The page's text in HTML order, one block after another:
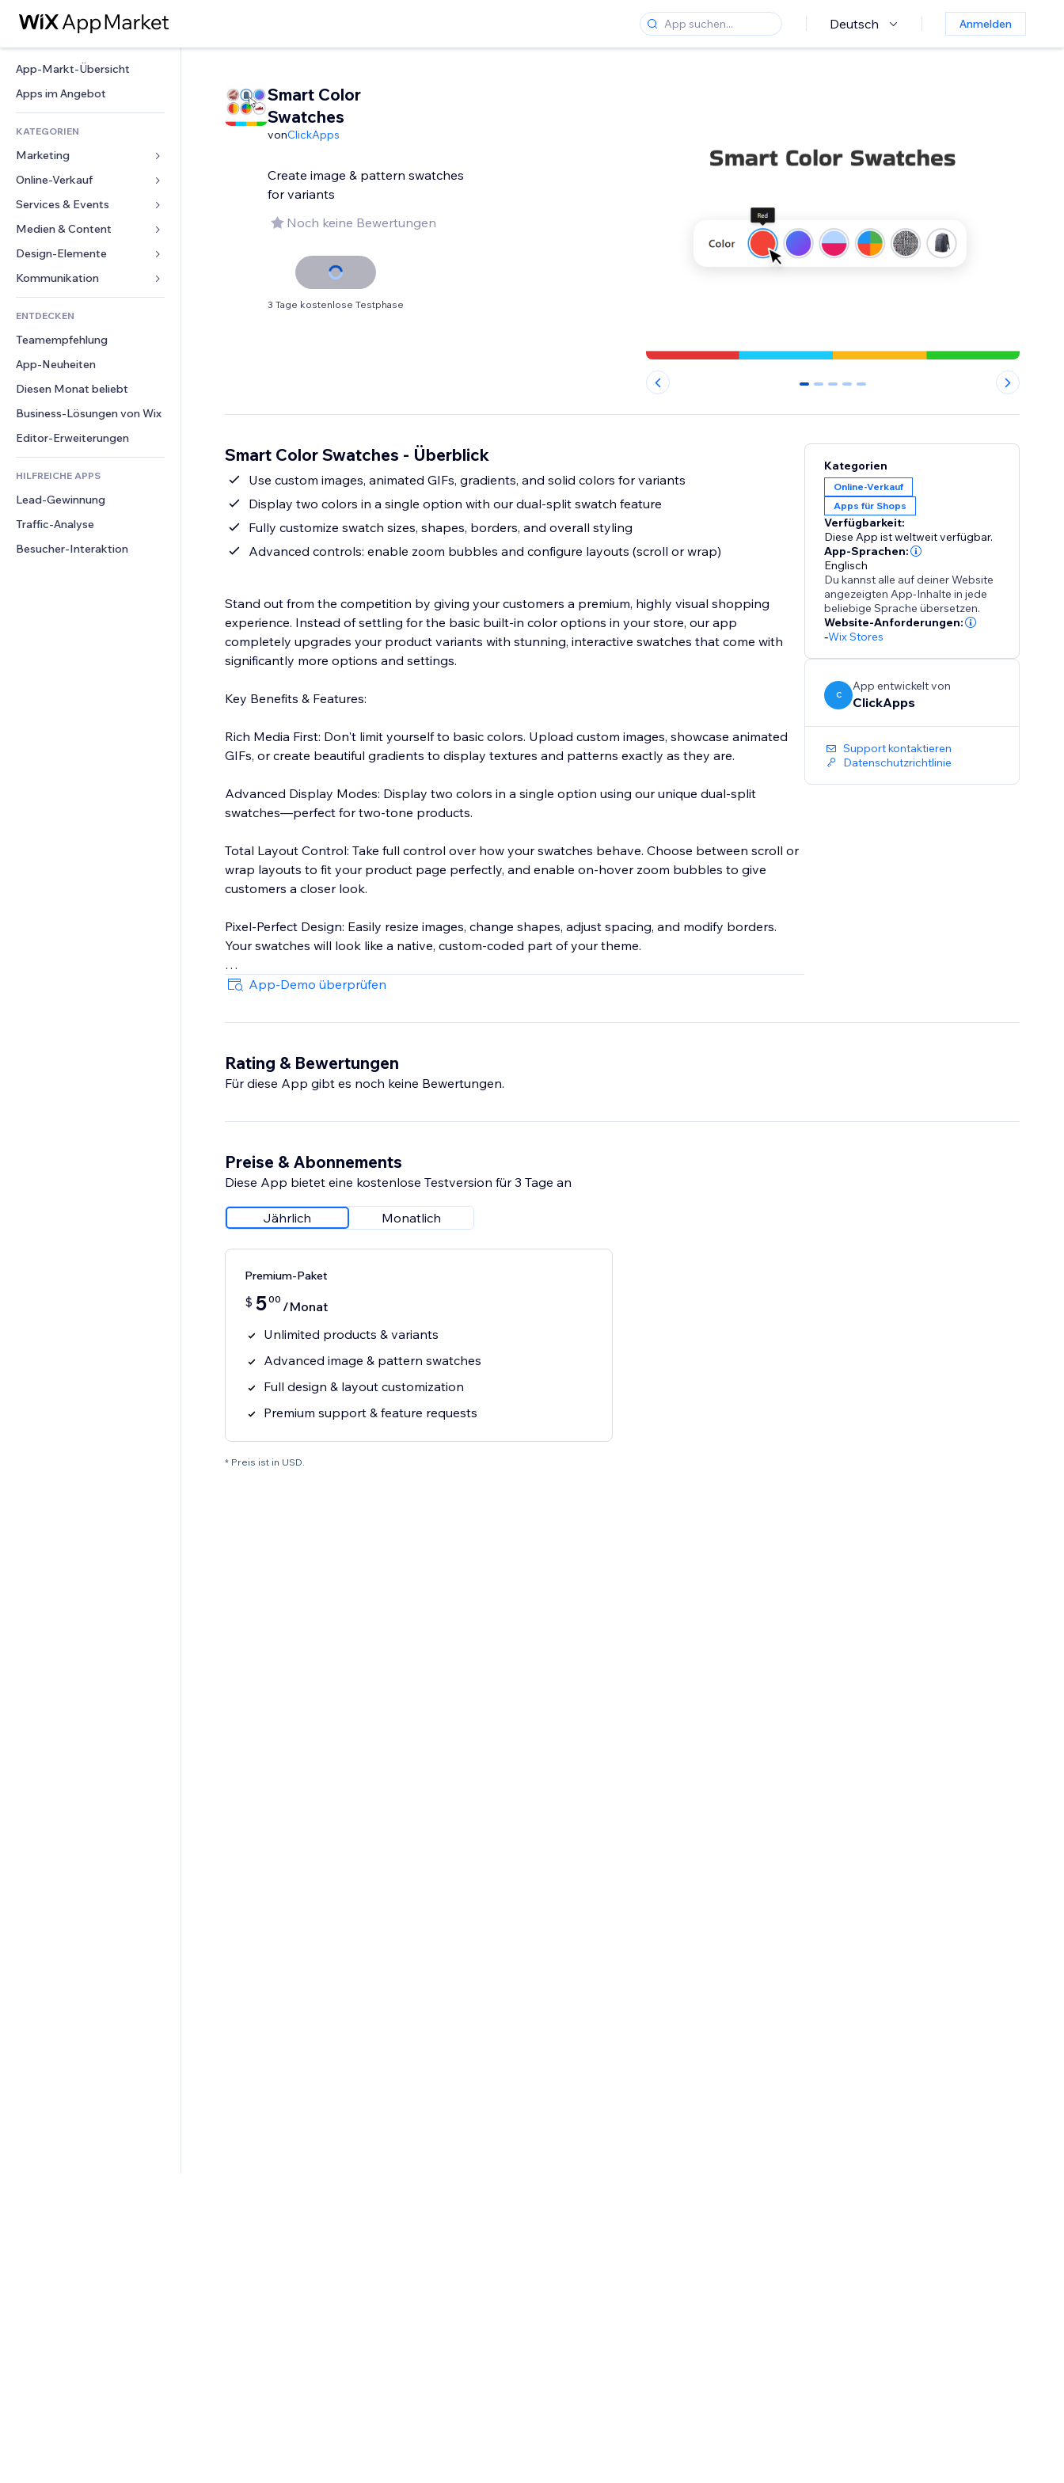
Deutsch Anmelden
App-Markt-Übersicht
Apps im Angebot
KATEGORIEN
Marketing
Anzeigen
Mobil
Statistiken
Website-Einträge
E-Mail
Online-Verkauf
Apps für Shops
Versand & Lieferung
Verkaufen-Buttons
Buchhaltung
Gutscheine & Treuebonus
Lagerlösungen
Speisen & Getränke
Services & Events
Hotels
Events
Restaurants
Immobilien
Buchungen
Medien & Content
Galerie
Musik
Podcasts
Fotografie
Video
PDF
Dateifreigabe
News
Design-Elemente
Karten & Navigation
Datenschutz & Sicherheit
Uhr
Seiten-Vorlagen
Bildeffekte
Buttons & Menüs
Banner & Abzeichen
Taschenrechner
Suche
Wetter
Diagramme & Tabellen
Formulare
Umfragen
Chat
Kommentare
Telefon
Community
Bewertungen und Feedback
CRM
ENTDECKEN
Teamempfehlung
App-Neuheiten
Diesen Monat beliebt
Business-Lösungen von Wix
Editor-Erweiterungen
HILFREICHE APPS
Lead-Gewinnung
Traffic-Analyse
Besucher-Interaktion
Smart Color
Swatches
vonClickApps
Create image & pattern swatches
for variants
Noch keine Bewertungen
3 Tage kostenlose Testphase
0 1 2 3 4
Smart Color Swatches - Überblick
Use custom images, animated GIFs, gradients, and solid colors for variants
Display two colors in a single option with our dual-split swatch feature
Fully customize swatch sizes, shapes, borders, and overall styling
Advanced controls: enable zoom bubbles and configure layouts (scroll or wrap)
Stand out from the competition by giving your customers a premium, highly visual shopping
experience. Instead of settling for the basic built-in color options in your store, our app
completely upgrades your product variants with stunning, interactive swatches that come with
significantly more options and settings.
Key Benefits & Features:
Rich Media First: Don't limit yourself to basic colors. Upload custom images, showcase animated
GIFs, or create beautiful gradients to display textures and patterns exactly as they are.
Advanced Display Modes: Display two colors in a single option using our unique dual-split
swatches—perfect for two-tone products.
Total Layout Control: Take full control over how your swatches behave. Choose between scroll or
wrap layouts to fit your product page perfectly, and enable on-hover zoom bubbles to give
customers a closer look.
Pixel-Perfect Design: Easily resize images, change shapes, adjust spacing, and modify borders.
Your swatches will look like a native, custom-coded part of your theme.
Upgrade your online store today with the most powerful and flexible swatch app available.
App-Demo überprüfen
Kategorien
Online-Verkauf
Apps für Shops
Verfügbarkeit:
Diese App ist weltweit verfügbar.
App-Sprachen:
Englisch
Du kannst alle auf deiner Website
angezeigten App-Inhalte in jede
beliebige Sprache übersetzen.
Website-Anforderungen:
-Wix Stores
C
App entwickelt von
ClickApps
Support kontaktieren
Datenschutzrichtlinie
Rating & Bewertungen
Für diese App gibt es noch keine Bewertungen.
Preise & Abonnements
Diese App bietet eine kostenlose Testversion für 3 Tage an
Jährlich Monatlich
Premium-Paket
$ 500 /Monat
Unlimited products & variants
Advanced image & pattern swatches
Full design & layout customization
Premium support & feature requests
* Preis ist in USD.